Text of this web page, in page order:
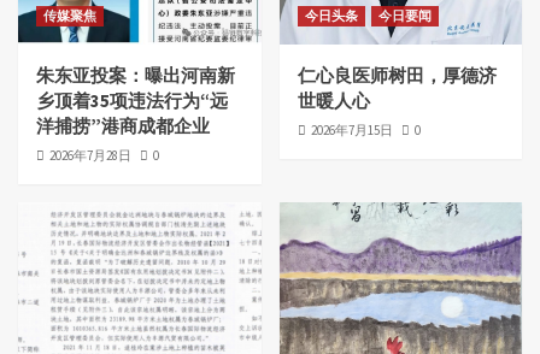
传媒聚焦
朱东亚投案：曝出河南新
乡顶着35项违法行为“远
洋捕捞”港商成都企业
2026年7月28日 0
今日头条 今日要闻
仁心良医师树田，厚德济
世暖人心
2026年7月15日 0